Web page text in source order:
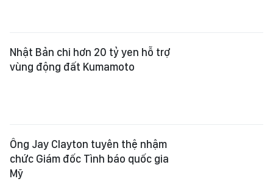
Nhật Bản chi hơn 20 tỷ yen hỗ trợ
vùng động đất Kumamoto
Ông Jay Clayton tuyên thệ nhậm
chức Giám đốc Tình báo quốc gia
Mỹ